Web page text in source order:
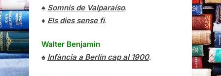
♠ Somnis de Valparaíso.
♦ Els dies sense fi.
Walter Benjamin
♠ Infància a Berlín cap al 1900.